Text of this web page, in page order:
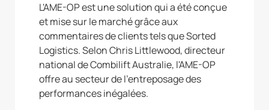
L'AME-OP est une solution qui a été conçue
et mise sur le marché grâce aux
commentaires de clients tels que Sorted
Logistics. Selon Chris Littlewood, directeur
national de Combilift Australie, l'AME-OP
offre au secteur de l'entreposage des
performances inégalées.